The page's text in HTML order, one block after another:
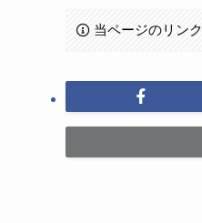
当ページのリン